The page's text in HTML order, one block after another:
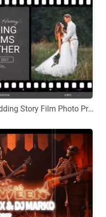
カスタマイズ Building Dreams Together Wedding Story Film Photo Propose Movie Slideshow